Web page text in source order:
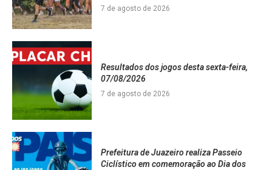
7 de agosto de 2026
Resultados dos jogos desta sexta-feira,
07/08/2026
7 de agosto de 2026
Prefeitura de Juazeiro realiza Passeio
Ciclístico em comemoração ao Dia dos